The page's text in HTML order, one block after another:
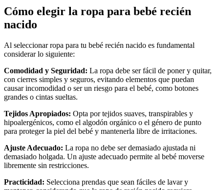
Cómo elegir la ropa para bebé recién
nacido
Al seleccionar ropa para tu bebé recién nacido es fundamental
considerar lo siguiente:
Comodidad y Seguridad: La ropa debe ser fácil de poner y quitar,
con cierres simples y seguros, evitando elementos que puedan
causar incomodidad o ser un riesgo para el bebé, como botones
grandes o cintas sueltas.
Tejidos Apropiados: Opta por tejidos suaves, transpirables y
hipoalergénicos, como el algodón orgánico o el género de punto
para proteger la piel del bebé y mantenerla libre de irritaciones.
Ajuste Adecuado: La ropa no debe ser demasiado ajustada ni
demasiado holgada. Un ajuste adecuado permite al bebé moverse
libremente sin restricciones.
Practicidad: Selecciona prendas que sean fáciles de lavar y